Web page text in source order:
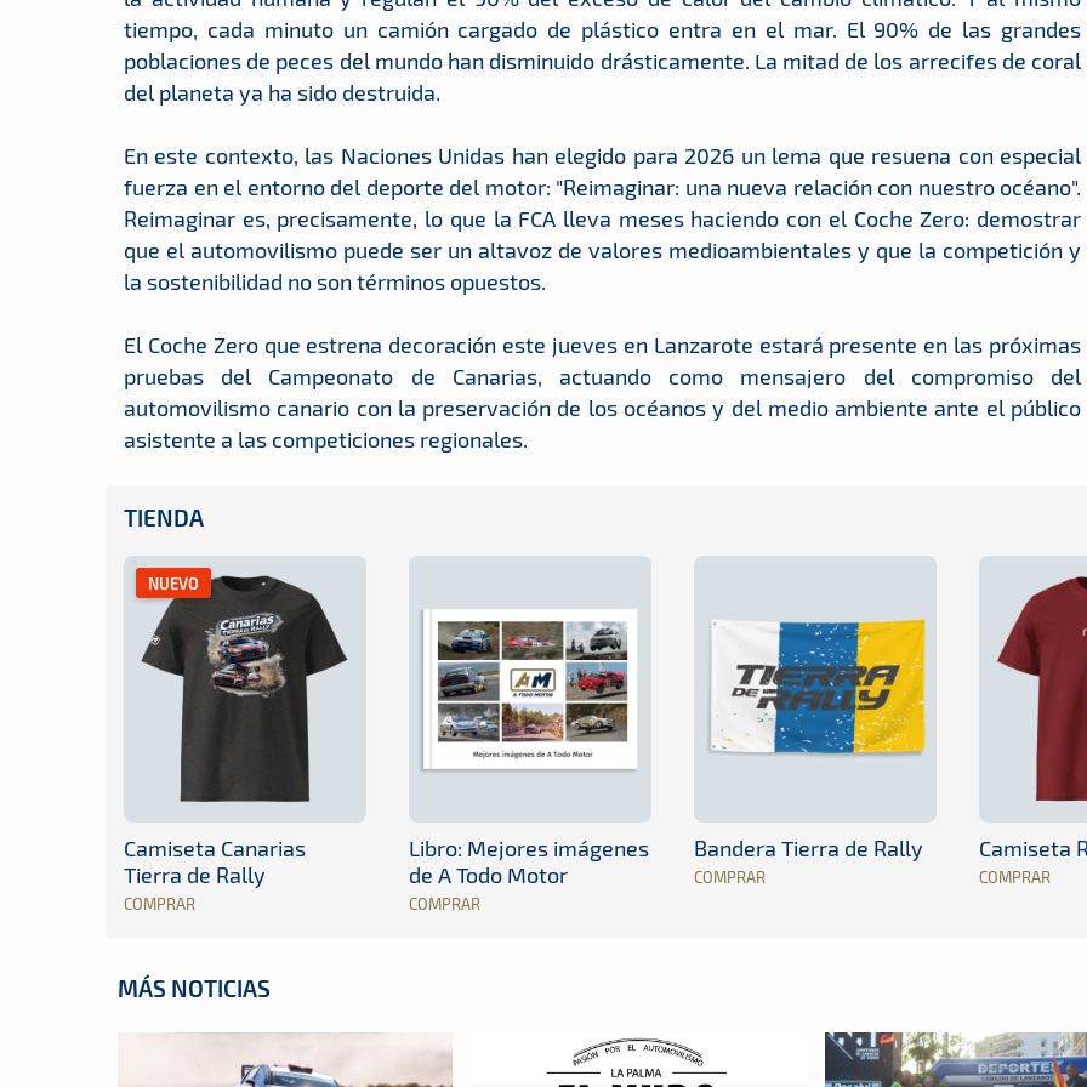
tiempo, cada minuto un camión cargado de plástico entra en el mar. El 90% de las grandes
poblaciones de peces del mundo han disminuido drásticamente. La mitad de los arrecifes de coral
del planeta ya ha sido destruida.
En este contexto, las Naciones Unidas han elegido para 2026 un lema que resuena con especial
fuerza en el entorno del deporte del motor: "Reimaginar: una nueva relación con nuestro océano".
Reimaginar es, precisamente, lo que la FCA lleva meses haciendo con el Coche Zero: demostrar
que el automovilismo puede ser un altavoz de valores medioambientales y que la competición y
la sostenibilidad no son términos opuestos.
El Coche Zero que estrena decoración este jueves en Lanzarote estará presente en las próximas
pruebas del Campeonato de Canarias, actuando como mensajero del compromiso del
automovilismo canario con la preservación de los océanos y del medio ambiente ante el público
asistente a las competiciones regionales.
TIENDA
NUEVO
Camiseta Canarias
Tierra de Rally
COMPRAR
Libro: Mejores imágenes
de A Todo Motor
COMPRAR
Bandera Tierra de Rally
COMPRAR
Camiseta
COMPRAR
MÁS NOTICIAS